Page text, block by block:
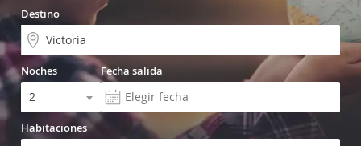
Destino
Noches Fecha salida
Habitaciones